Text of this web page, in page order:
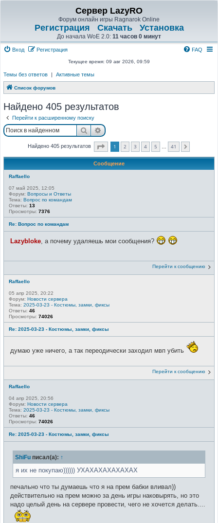
Сервер LazyRO
Форум онлайн игры Ragnarok Online
Регистрация Скачать Установка
До начала WoE 2.0: 11 часов 0 минут
Вход Регистрация FAQ
Текущее время: 09 авг 2026, 09:59
Темы без ответов | Активные темы
Список форумов
Найдено 405 результатов
Перейти к расширенному поиску
ПоискРасширенный поиск
Найдено 405 результатов Страница из
1 2 3 4 5 41
Сообщение
Raffaello
07 май 2025, 12:05
Форум: Вопросы и Ответы
Тема: Вопрос по командам
Ответы: 13
Просмотры: 7376
Re: Вопрос по командам
Lazybloke, а почему удаляешь мои сообщения?
Перейти к сообщению
Raffaello
05 апр 2025, 20:22
Форум: Новости сервера
Тема: 2025-03-23 - Костюмы, замки, фиксы
Ответы: 46
Просмотры: 74026
Re: 2025-03-23 - Костюмы, замки, фиксы
думаю уже ничего, а так переодически заходил мвп убить
Перейти к сообщению
Raffaello
04 апр 2025, 20:56
Форум: Новости сервера
Тема: 2025-03-23 - Костюмы, замки, фиксы
Ответы: 46
Просмотры: 74026
Re: 2025-03-23 - Костюмы, замки, фиксы
ShiFu писал(а): ↑
я их не покупаю)))))) УХАХАХАХАХАХАХ
печально что ты думаешь что я на прем бабки вливал))
действительно на прем можно за день игры наковырять, но это
надо целый день на сервере провести, чего не хочется делать....